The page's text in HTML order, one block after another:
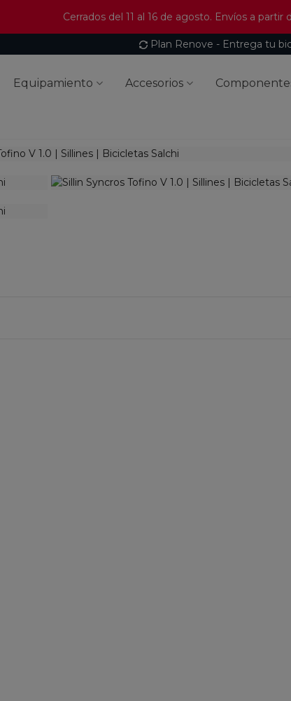
Cerrados del 11 al 16 de agosto. Envíos a partir
Plan Renove - Entrega tu
Equipamiento Accesorios